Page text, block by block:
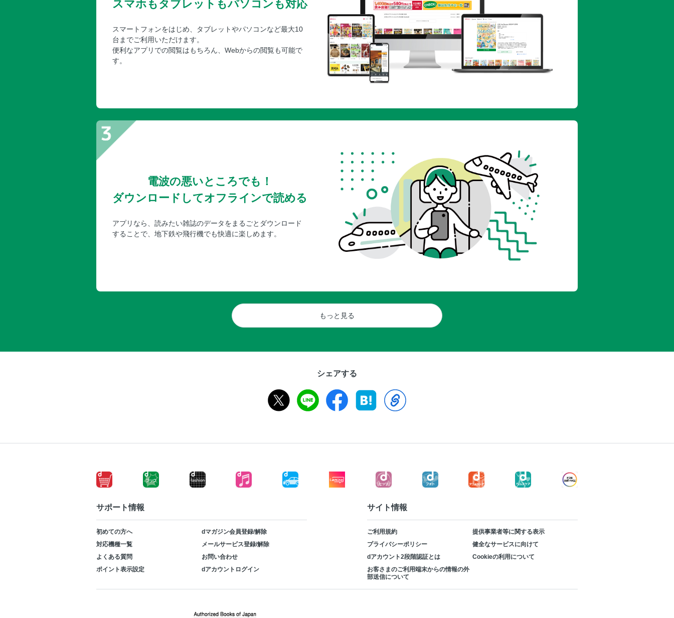
スマホもタブレットもパソコンも対応
スマートフォンをはじめ、タブレットやパソコンなど最大10
台までご利用いただけます。
便利なアプリでの閲覧はもちろん、Webからの閲覧も可能で
す。
電波の悪いところでも！
ダウンロードしてオフラインで読める
アプリなら、読みたい雑誌のデータをまるごとダウンロード
することで、地下鉄や飛行機でも快適に楽しめます。
もっと見る
シェアする
サポート情報
初めての方へ
dマガジン会員登録/解除
対応機種一覧
メールサービス登録/解除
よくある質問
お問い合わせ
ポイント表示設定
dアカウントログイン
サイト情報
ご利用規約
提供事業者等に関する表示
プライバシーポリシー
健全なサービスに向けて
dアカウント2段階認証とは
Cookieの利用について
お客さまのご利用端末からの情報の外
部送信について